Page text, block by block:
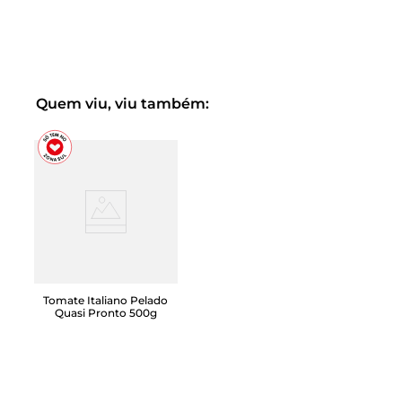
Quem viu, viu também:
Tomate Italiano Pelado
Quasi Pronto 500g